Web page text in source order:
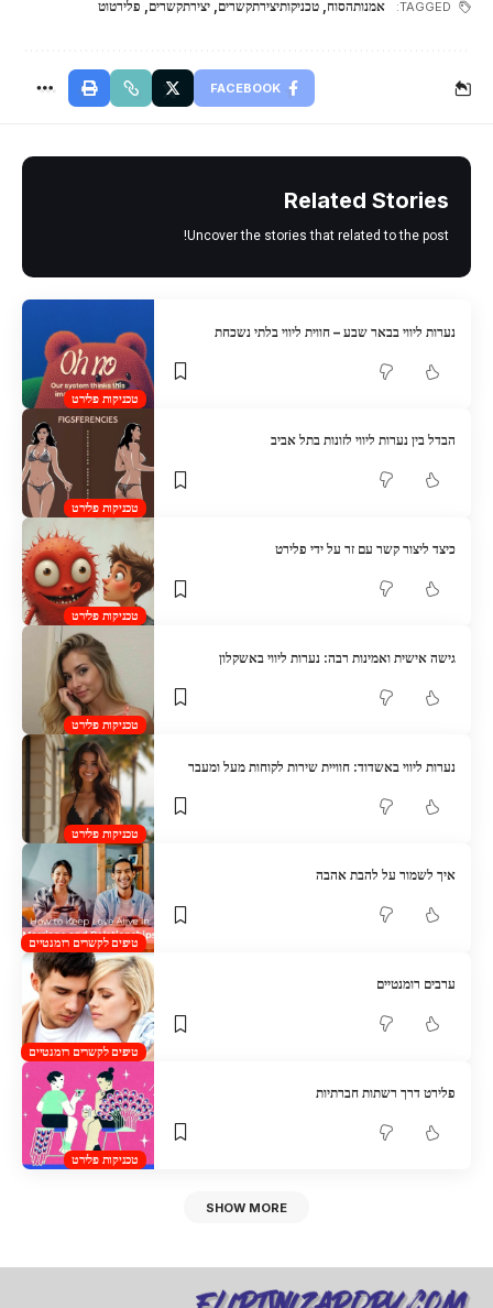
TAGGED: אמנותהסוח, טכניקותיצירתקשרים, יצירתקשרים, פלירטוט
FACEBOOK
Related Stories
Uncover the stories that related to the post!
טכניקות פלירט
נערות ליווי בבאר שבע – חווית ליווי בלתי נשכחת
טכניקות פלירט
הבדל בין נערות ליווי לזונות בתל אביב
טכניקות פלירט
כיצד ליצור קשר עם זר על ידי פלירט
טכניקות פלירט
גישה אישית ואמינות רבה: נערות ליווי באשקלון
טכניקות פלירט
נערות ליווי באשדוד: חוויית שירות לקוחות מעל ומעבר
טיפים לקשרים רומנטיים
איך לשמור על להבת אהבה
טיפים לקשרים רומנטיים
ערבים רומנטיים
טכניקות פלירט
פלירט דרך רשתות חברתיות
SHOW MORE